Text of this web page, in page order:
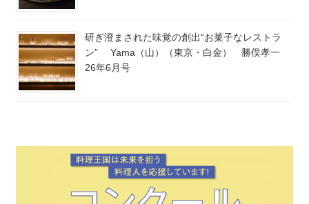
研ぎ澄まされた味覚の創出“お菓子なレストラ
ン” Yama（山）（東京・白金） 勝俣孝一
26年6月号